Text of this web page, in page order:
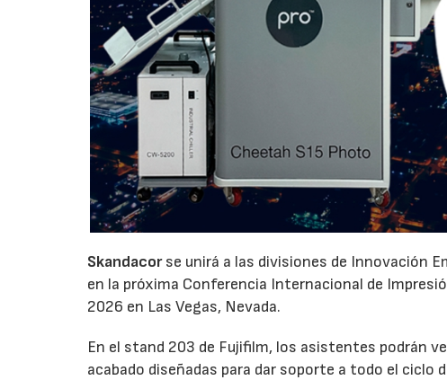
Skandacorse unirá a las divisiones de Innovación
en la próxima Conferencia Internacional de
2026 en Las Vegas, Nevada.
En el stand 203 de Fujifilm, los asistentes podrán
acabado diseñadas para dar soporte a todo el ciclo